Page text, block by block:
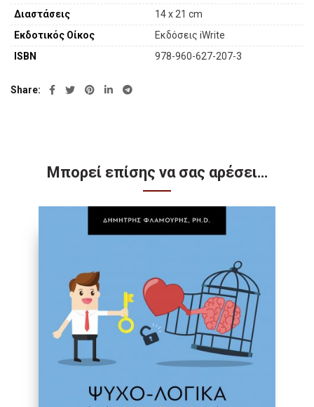
Διαστάσεις
14 x 21 cm
Εκδοτικός Οίκος
Εκδόσεις iWrite
ISBN
978-960-627-207-3
Share
Μπορεί επίσης να σας αρέσει…